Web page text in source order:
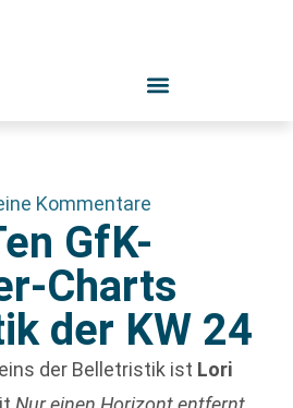
Kommentare
GfK-
Charts
der KW 24
der Belletristik ist Lori